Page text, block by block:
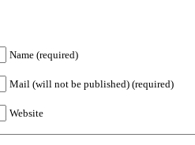
Name (required)
Mail (will not be published) (required)
Website